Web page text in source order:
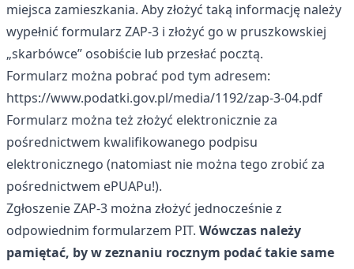
miejsca zamieszkania. Aby złożyć taką informację należy
wypełnić formularz ZAP-3 i złożyć go w pruszkowskiej
„skarbówce” osobiście lub przesłać pocztą.
Formularz można pobrać pod tym adresem:
https://www.podatki.gov.pl/media/1192/zap-3-04.pdf
Formularz można też złożyć elektronicznie za
pośrednictwem kwalifikowanego podpisu
elektronicznego (natomiast nie można tego zrobić za
pośrednictwem ePUAPu!).
Zgłoszenie ZAP-3 można złożyć jednocześnie z
odpowiednim formularzem PIT. Wówczas należy
pamiętać, by w zeznaniu rocznym podać takie same